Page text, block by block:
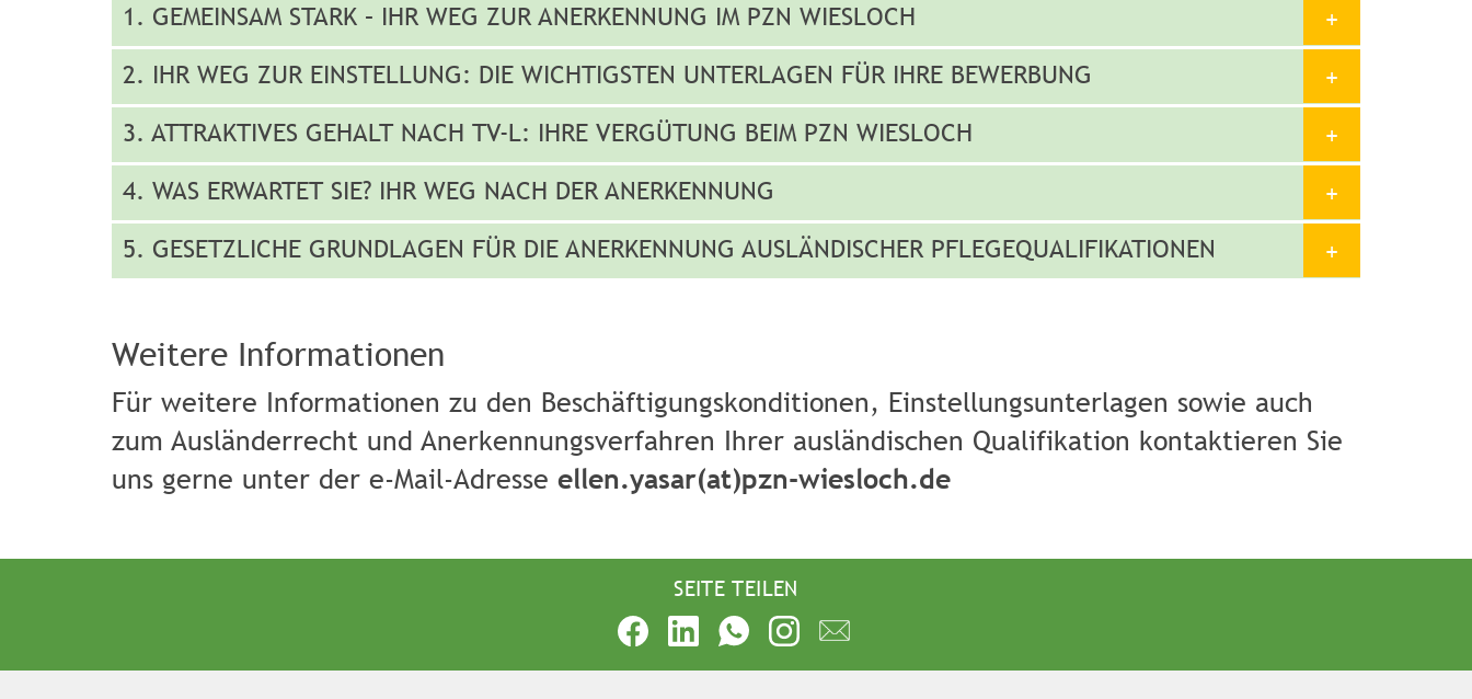
1. GEMEINSAM STARK – IHR WEG ZUR ANERKENNUNG IM PZN WIESLOCH
2. IHR WEG ZUR EINSTELLUNG: DIE WICHTIGSTEN UNTERLAGEN FÜR IHRE BEWERBUNG
3. ATTRAKTIVES GEHALT NACH TV-L: IHRE VERGÜTUNG BEIM PZN WIESLOCH
4. WAS ERWARTET SIE? IHR WEG NACH DER ANERKENNUNG
5. GESETZLICHE GRUNDLAGEN FÜR DIE ANERKENNUNG AUSLÄNDISCHER PFLEGEQUALIFIKATIONEN
Weitere Informationen
Für weitere Informationen zu den Beschäftigungskonditionen, Einstellungsunterlagen sowie auch
zum Ausländerrecht und Anerkennungsverfahren Ihrer ausländischen Qualifikation kontaktieren Sie
uns gerne unter der e-Mail-Adresse ellen.yasar(at)pzn-wiesloch.de
SEITE TEILEN